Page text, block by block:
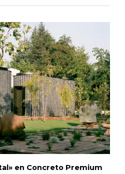
en Concreto Premium